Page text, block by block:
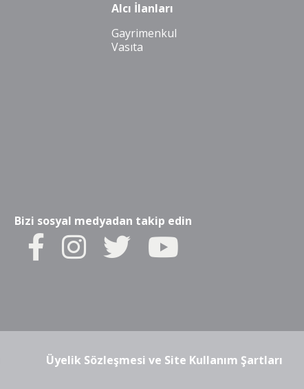
Alcı İlanları
Gayrimenkul
Vasıta
Bizi sosyal medyadan takip edin
Üyelik Sözleşmesi ve Site Kullanım Şartları